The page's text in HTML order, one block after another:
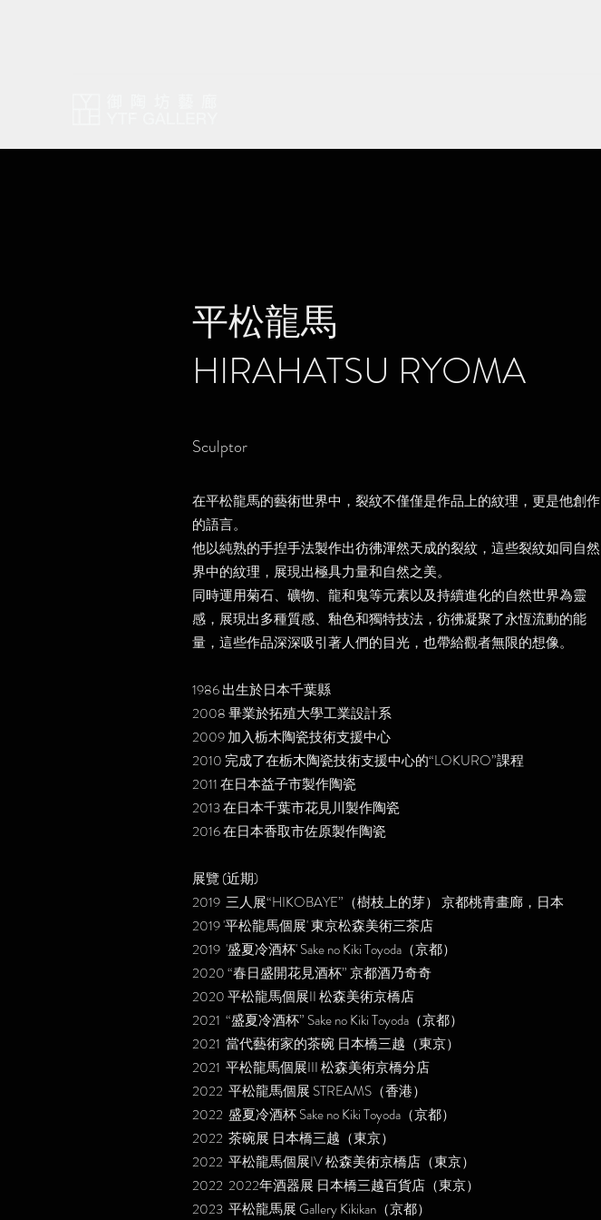
平松龍馬
HIRAHATSU RYOMA
Sculptor
在平松龍馬的藝術世界中，裂紋不僅僅是作品上的紋理，更是他創作
的語言。
他以純熟的手揑手法製作出彷彿渾然天成的裂紋，這些裂紋如同自然
界中的紋理，展現出極具力量和自然之美。
同時運用菊石、礦物、龍和鬼等元素以及持續進化的自然世界為靈
感，展現出多種質感、釉色和獨特技法，彷彿凝聚了永恆流動的能
量，這些作品深深吸引著人們的目光，也帶給觀者無限的想像。
1986 出生於日本千葉縣
2008 畢業於拓殖大學工業設計系
2009 加入栃木陶瓷技術支援中心
2010 完成了在栃木陶瓷技術支援中心的“LOKURO”課程
2011 在日本益子市製作陶瓷
2013 在日本千葉市花見川製作陶瓷
2016 在日本香取市佐原製作陶瓷
展覽 (近期)
2019 三人展“HIKOBAYE”（樹枝上的芽） 京都桃青畫廊，日本
2019 '平松龍馬個展' 東京松森美術三茶店
2019 '盛夏冷酒杯' Sake no Kiki Toyoda（京都）
2020 “春日盛開花見酒杯” 京都酒乃奇奇
2020 平松龍馬個展II 松森美術京橋店
2021 “盛夏冷酒杯” Sake no Kiki Toyoda（京都）
2021 當代藝術家的茶碗 日本橋三越（東京）
2021 平松龍馬個展III 松森美術京橋分店
2022 平松龍馬個展 STREAMS（香港）
2022 盛夏冷酒杯 Sake no Kiki Toyoda（京都）
2022 茶碗展 日本橋三越（東京）
2022 平松龍馬個展IV 松森美術京橋店（東京）
2022 2022年酒器展 日本橋三越百貨店（東京）
2023 平松龍馬展 Gallery Kikikan（京都）